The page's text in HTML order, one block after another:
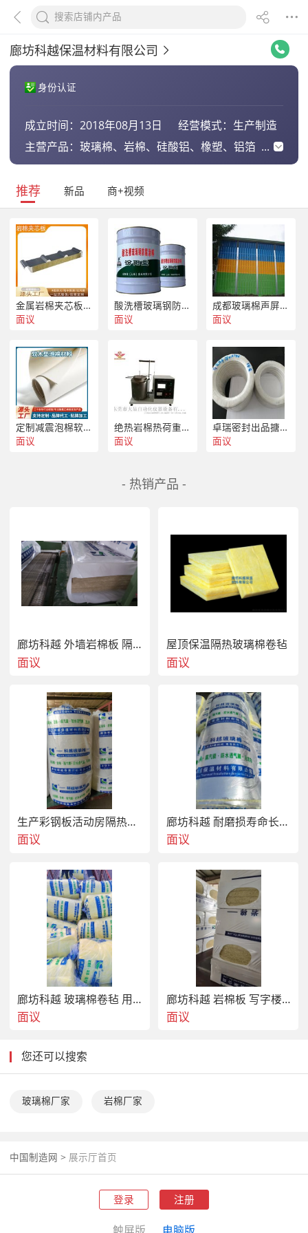
廊坊科越保温材料有限公司
身份认证
成立时间：2018年08月13日 经营模式： 生产制造
主营产品：玻璃棉、岩棉、硅酸铝、橡塑、铝箔
推荐 新品 商+视频
金属岩棉夹芯板屋面 防火保温防水 钢结构厂房屋面
面议
酸洗槽玻璃钢防腐涂料。石棉水泥、木材、工业。
面议
成都玻璃棉声屏障；成都声屏障报价；成都彩色声屏障厂
面议
定制减震泡棉软木贴自粘中空保护垫玻璃EVA泡棉玻璃贴 软木垫
面议
绝热岩棉热荷重 热荷重收缩温度试验仪
面议
卓瑞密封出品搪玻璃上用四氟夹石棉包覆垫片
面议
- 热销产品 -
廊坊科越 外墙岩棉板 隔热阻燃 耐高温
面议
屋顶保温隔热玻璃棉卷毡
面议
生产彩钢板活动房隔热保温棉玻璃棉卷毡
面议
廊坊科越 耐磨损寿命长钢结构玻璃棉卷毡用于冶金化工
面议
廊坊科越 玻璃棉卷毡 用于中央空调风管 热导率彽
面议
廊坊科越 岩棉板 写字楼室内外保温
面议
您还可以搜索
玻璃棉厂家 岩棉厂家
中国制造网 > 展示厅首页
登录 注册